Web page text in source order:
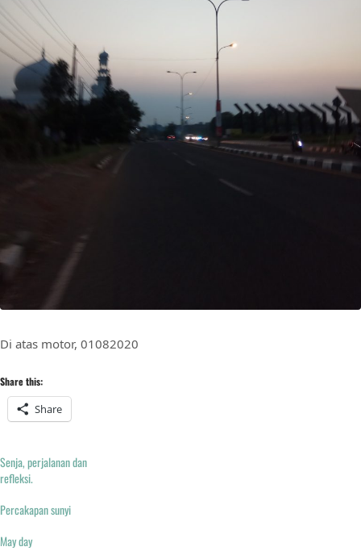
Di atas motor, 01082020
Share this:
Share
Senja, perjalanan dan
refleksi.
Percakapan sunyi
May day